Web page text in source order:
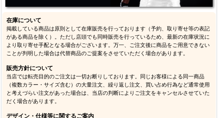
在庫について
掲載している商品は原則として在庫販売を行っております（予約、取り寄せ等の表記
がある商品を除く）。ただし店頭でも同時販売を行っているため、最新の在庫状況に
より取り寄せ手配となる場合がございます。万一、ご注文後に商品をご用意できない
ことが判明した場合は代替商品のご提案をさせていただく場合があります。
販売方針について
当店では転売目的のご注文は一切お断りしております。同じお客様による同一商品
（複数カラー・サイズ含む）の大量注文、繰り返し注文、買い占め行為など通常使用
と考えづらい注文があった場合は、当店の判断によりご注文をキャンセルさせていた
だく場合があります。
デザイン・仕様等に関するご案内